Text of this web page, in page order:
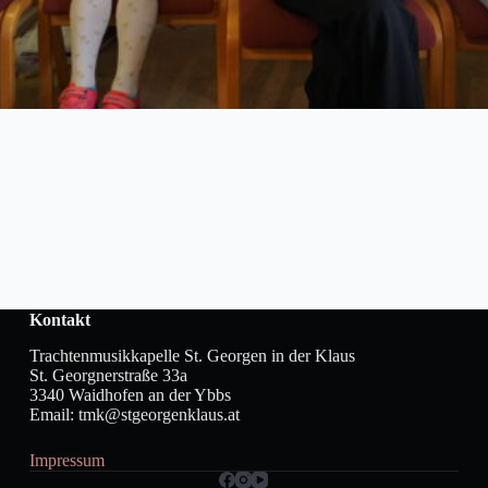
Kontakt
Trachtenmusikkapelle St. Georgen in der Klaus
St. Georgnerstraße 33a
3340 Waidhofen an der Ybbs
Email: tmk@stgeorgenklaus.at
Impressum